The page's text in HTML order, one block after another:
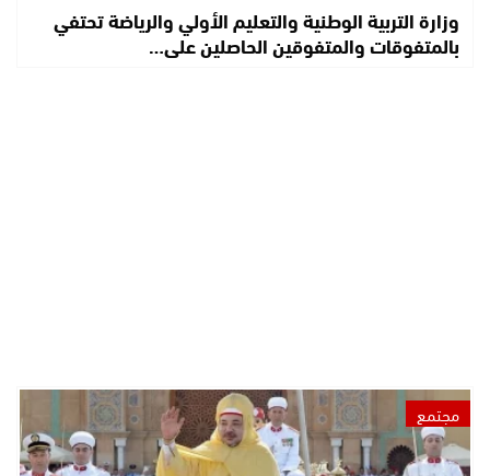
وزارة التربية الوطنية والتعليم الأولي والرياضة تحتفي
بالمتفوقات والمتفوقين الحاصلين على…
مجتمع